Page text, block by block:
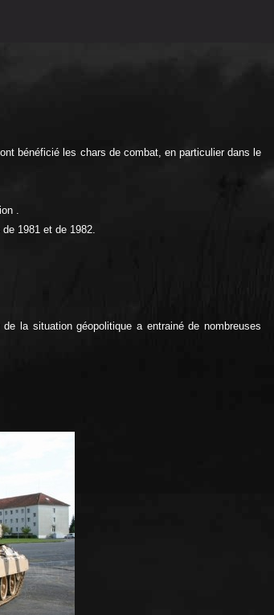
bénéficié les chars de combat, en particulier dans le
.
1981 et de 1982.
la situation géopolitique a entrainé de nombreuses